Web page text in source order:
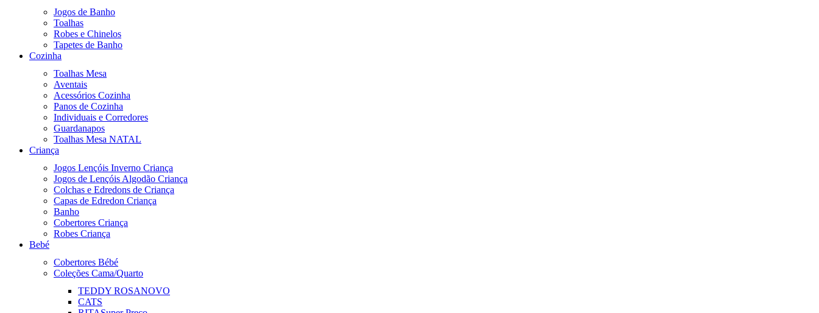
Jogos de Banho
Toalhas
Robes e Chinelos
Tapetes de Banho
Cozinha
Toalhas Mesa
Aventais
Acessórios Cozinha
Panos de Cozinha
Individuais e Corredores
Guardanapos
Toalhas Mesa NATAL
Criança
Jogos Lençóis Inverno Criança
Jogos de Lençóis Algodão Criança
Colchas e Edredons de Criança
Capas de Edredon Criança
Banho
Cobertores Criança
Robes Criança
Bebé
Cobertores Bébé
Coleções Cama/Quarto
TEDDY ROSANOVO
CATS